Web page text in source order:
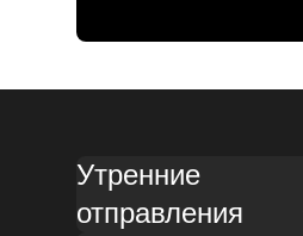
Утренние
отправления